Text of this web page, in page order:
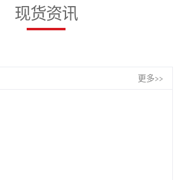
现货资讯
更多>>